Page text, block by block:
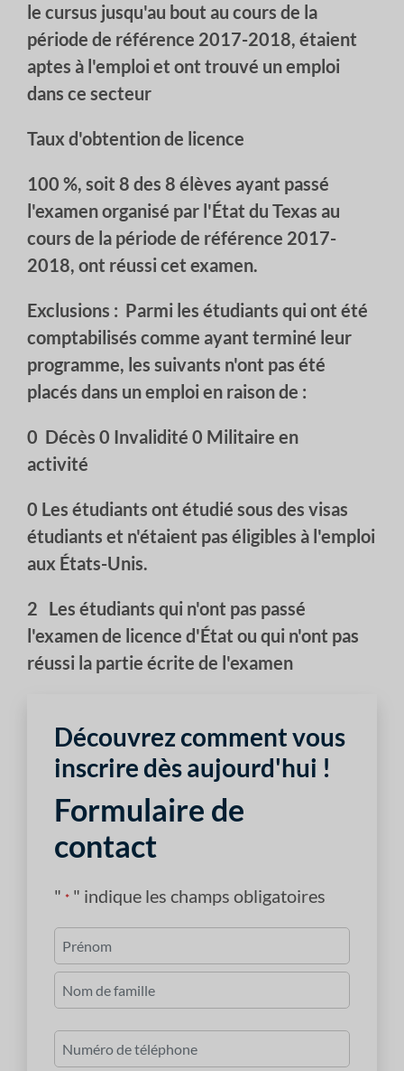
le cursus jusqu'au bout au cours de la
période de référence 2017-2018, étaient
aptes à l'emploi et ont trouvé un emploi
dans ce secteur
Taux d'obtention de licence
100 %, soit 8 des 8 élèves ayant passé
l'examen organisé par l'État du Texas au
cours de la période de référence 2017-
2018, ont réussi cet examen.
Exclusions : Parmi les étudiants qui ont été
comptabilisés comme ayant terminé leur
programme, les suivants n'ont pas été
placés dans un emploi en raison de :
0 Décès 0 Invalidité 0 Militaire en
activité
0 Les étudiants ont étudié sous des visas
étudiants et n'étaient pas éligibles à l'emploi
aux États-Unis.
2 Les étudiants qui n'ont pas passé
l'examen de licence d'État ou qui n'ont pas
réussi la partie écrite de l'examen
Découvrez comment vous
inscrire dès aujourd'hui !
Formulaire de
contact
" * " indique les champs obligatoires
*
Premièrement
de